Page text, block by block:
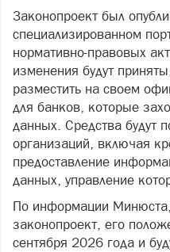
Законопроект был
специализированном
нормативно-правовых
изменения будут
разместить на своем
для банков, которые
данных. Средства будут
организаций, включая
предоставление
данных, управление
По информации Минюста,
законопроект, его
сентября 2026 года и